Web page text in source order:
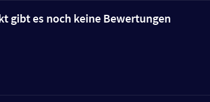
gibt es noch keine Bewertungen